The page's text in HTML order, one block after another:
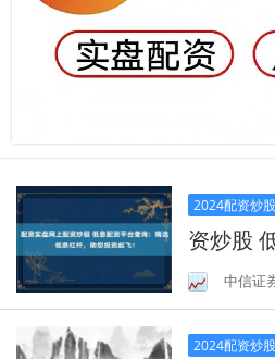
2024配资炒股
资炒股
精选低
飞！
中信证
2024配资炒股